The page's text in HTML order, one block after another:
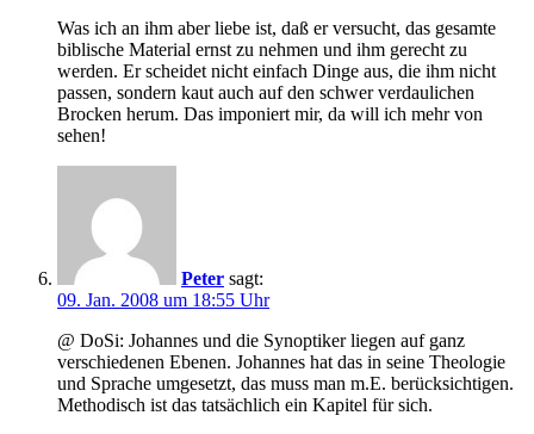
Was ich an ihm aber liebe ist, daß er versucht, das gesamte
biblische Material ernst zu nehmen und ihm gerecht zu
werden. Er scheidet nicht einfach Dinge aus, die ihm nicht
passen, sondern kaut auch auf den schwer verdaulichen
Brocken herum. Das imponiert mir, da will ich mehr von
sehen!
Peter sagt:
09. Jan. 2008 um 18:55 Uhr
@ DoSi: Johannes und die Synoptiker liegen auf ganz
verschiedenen Ebenen. Johannes hat das in seine Theologie
und Sprache umgesetzt, das muss man m.E. berücksichtigen.
Methodisch ist das tatsächlich ein Kapitel für sich.